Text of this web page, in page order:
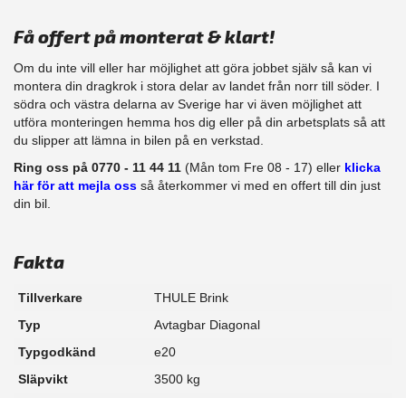
Få offert på monterat & klart!
Om du inte vill eller har möjlighet att göra jobbet själv så kan vi
montera din dragkrok i stora delar av landet från norr till söder. I
södra och västra delarna av Sverige har vi även möjlighet att
utföra monteringen hemma hos dig eller på din arbetsplats så att
du slipper att lämna in bilen på en verkstad.
Ring oss på 0770 - 11 44 11 (Mån tom Fre 08 - 17) eller klicka
här för att mejla oss så återkommer vi med en offert till din just
din bil.
Fakta
Tillverkare
THULE Brink
Typ
Avtagbar Diagonal
Typgodkänd
e20
Släpvikt
3500 kg